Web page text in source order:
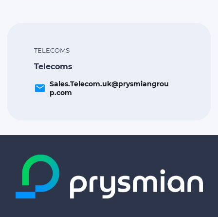
TELECOMS
Telecoms
email Sales.Telecom.uk@prysmiangrou
p.com